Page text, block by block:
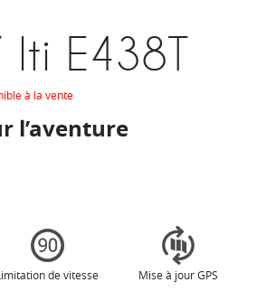
Iti E438T
à la vente
l’aventure
de vitesse Mise à jour GPS